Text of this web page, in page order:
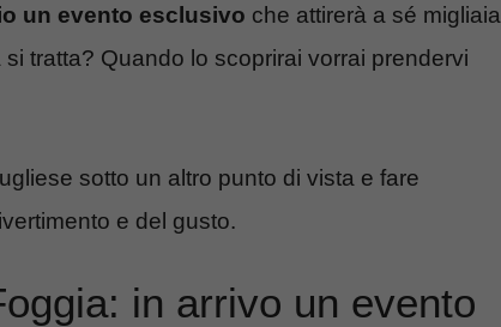
un evento esclusivo che attirerà a sé migliaia
tratta? Quando lo scoprirai vorrai prendervi
sotto un altro punto di vista e fare
e del gusto.
in arrivo un evento